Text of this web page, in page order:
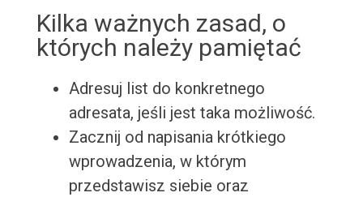
Kilka ważnych zasad, o
których należy pamiętać
Adresuj list do konkretnego
adresata, jeśli jest taka możliwość.
Zacznij od napisania krótkiego
wprowadzenia, w którym
przedstawisz siebie oraz